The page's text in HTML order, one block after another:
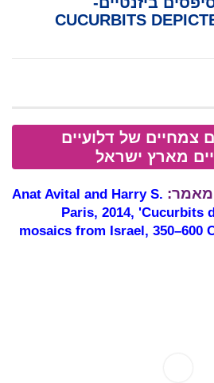
CUCURBITS
צמחיים של דלועיים
מארץ ישראל
Anat Avital and Harry S.
Paris, 2014, 'Cucurbits
mosaics from Israel, 350–600